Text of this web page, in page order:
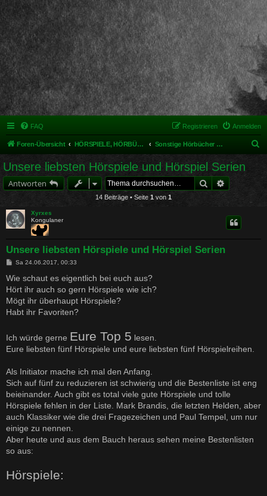
FAQ Anmelden
Registrieren
Foren-Übersicht HÖRSPIELE, HÖRBÜCHER UND MUSIKALISCHES Sonstige Hörbücher und Hörspiele
Unsere liebsten Hörspiele und Hörspiel Serien
Antworten SucheErweiterte
14 Beiträge • Seite 1 von 1
Xyrxes
Kongulaner
Unsere liebsten Hörspiele und Hörspiel Serien
B
i
t
r
a
g
Sa 24.06.2017, 00:33
Wie schaut es eigentlich bei euch aus?
Hört ihr auch so gern Hörspiele wie ich?
Mögt ihr überhaupt Hörspiele?
Habt ihr Favoriten?
Ich würde gerne Eure Top 5 lesen.
Eure liebsten fünf Hörspiele und eure liebsten fünf Hörspielreihen.
Als Initiator mache ich mal den Anfang.
Sich auf fünf zu reduzieren ist schwierig und die Bestenliste ist eng
beieinander. Auch gibt es total viele gute Hörspiele und tolle
Hörspiele fehlen in der Liste. Mark Brandis, die letzten Helden, aber
auch Klassiker wie die drei Fragezeichen und Paul Tempel, um nur
einige zu nennen.
Aber heute und aus dem Bauch heraus sehen meine Bestenlisten
so aus:
Hörspiele: